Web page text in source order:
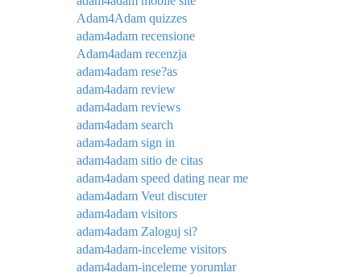
Adam4Adam quizzes
adam4adam recensione
Adam4adam recenzja
adam4adam rese?as
adam4adam review
adam4adam reviews
adam4adam search
adam4adam sign in
adam4adam sitio de citas
adam4adam speed dating near me
adam4adam Veut discuter
adam4adam visitors
adam4adam Zaloguj si?
adam4adam-inceleme visitors
adam4adam-inceleme yorumlar